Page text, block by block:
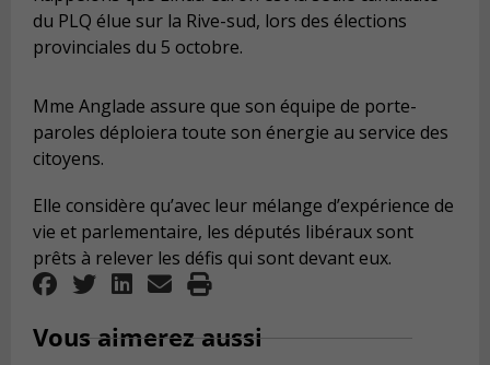
du PLQ élue sur la Rive-sud, lors des élections
provinciales du 5 octobre.
Mme Anglade assure que son équipe de porte-
paroles déploiera toute son énergie au service des
citoyens.
Elle considère qu’avec leur mélange d’expérience de
vie et parlementaire, les députés libéraux sont
prêts à relever les défis qui sont devant eux.
Vous aimerez aussi